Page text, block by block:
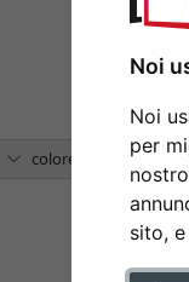
Noi
Noi
per
sito,
colore